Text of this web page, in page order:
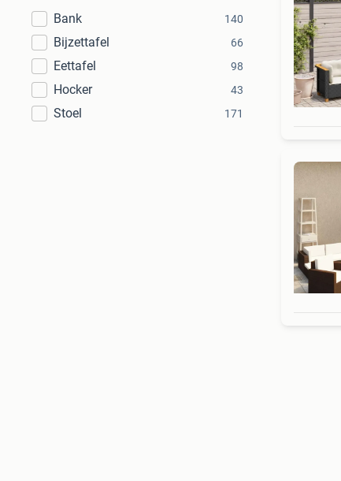
Bank
140
Bijzettafel 66
Eettafel 98
Hocker 43
Stoel 171